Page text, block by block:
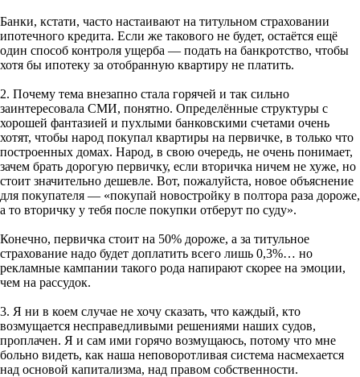
Банки, кстати, часто настаивают на титульном страховании
ипотечного кредита. Если же такового не будет, остаётся ещё
один способ контроля ущерба — подать на банкротство, чтобы
хотя бы ипотеку за отобранную квартиру не платить.
2. Почему тема внезапно стала горячей и так сильно
заинтересовала СМИ, понятно. Определённые структуры с
хорошей фантазией и пухлыми банковскими счетами очень
хотят, чтобы народ покупал квартиры на первичке, в только что
построенных домах. Народ, в свою очередь, не очень понимает,
зачем брать дорогую первичку, если вторичка ничем не хуже, но
стоит значительно дешевле. Вот, пожалуйста, новое объяснение
для покупателя — «покупай новостройку в полтора раза дороже,
а то вторичку у тебя после покупки отберут по суду».
Конечно, первичка стоит на 50% дороже, а за титульное
страхование надо будет доплатить всего лишь 0,3%… но
рекламные кампании такого рода напирают скорее на эмоции,
чем на рассудок.
3. Я ни в коем случае не хочу сказать, что каждый, кто
возмущается несправедливыми решениями наших судов,
проплачен. Я и сам ими горячо возмущаюсь, потому что мне
больно видеть, как наша неповоротливая система насмехается
над основой капитализма, над правом собственности.